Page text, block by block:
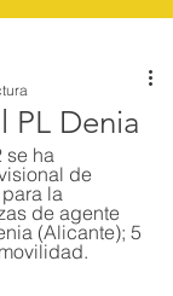
PL Denia
de
la
de agente
(Alicante); 5